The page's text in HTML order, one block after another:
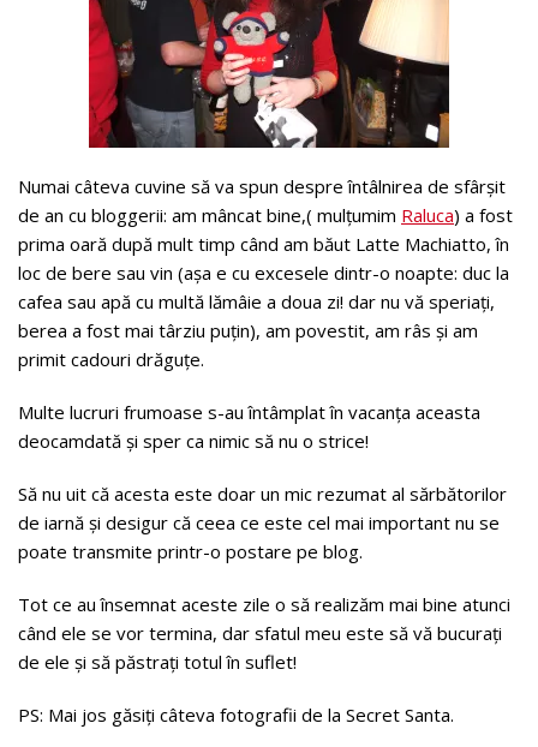
Numai câteva cuvine să va spun despre întâlnirea de sfârșit
de an cu bloggerii: am mâncat bine,( mulțumim Raluca) a fost
prima oară după mult timp când am băut Latte Machiatto, în
loc de bere sau vin (așa e cu excesele dintr-o noapte: duc la
cafea sau apă cu multă lămâie a doua zi! dar nu vă speriați,
berea a fost mai târziu puțin), am povestit, am râs și am
primit cadouri drăguțe.
Multe lucruri frumoase s-au întâmplat în vacanța aceasta
deocamdată și sper ca nimic să nu o strice!
Să nu uit că acesta este doar un mic rezumat al sărbătorilor
de iarnă și desigur că ceea ce este cel mai important nu se
poate transmite printr-o postare pe blog.
Tot ce au însemnat aceste zile o să realizăm mai bine atunci
când ele se vor termina, dar sfatul meu este să vă bucurați
de ele și să păstrați totul în suflet!
PS: Mai jos găsiți câteva fotografii de la Secret Santa.